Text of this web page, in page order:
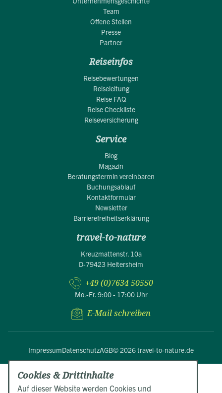
Team
Offene Stellen
Presse
Partner
Reiseinfos
Reisebewertungen
Reiseleitung
Reise FAQ
Reise Checkliste
Reiseversicherung
Service
Blog
Magazin
Beratungstermin vereinbaren
Buchungsablauf
Kontaktformular
Newsletter
Barrierefreiheitserklärung
travel-to-nature
Kreuzmattenstr. 10a
D-79423 Heitersheim
+49 (0)7634 50550
Mo.-Fr. 9:00 - 17:00 Uhr
E-Mail schreiben
ImpressumDatenschutzAGB© 2026 travel-to-nature.de
Cookies & Drittinhalte
Auf dieser Website werden Cookies und